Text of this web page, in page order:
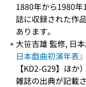
1880年から1980
誌に収録された作
あります。
大笹吉雄 監修, 日
日本戯曲初演年表』
【KD2-G29】ほか）
雑誌の出典が記載